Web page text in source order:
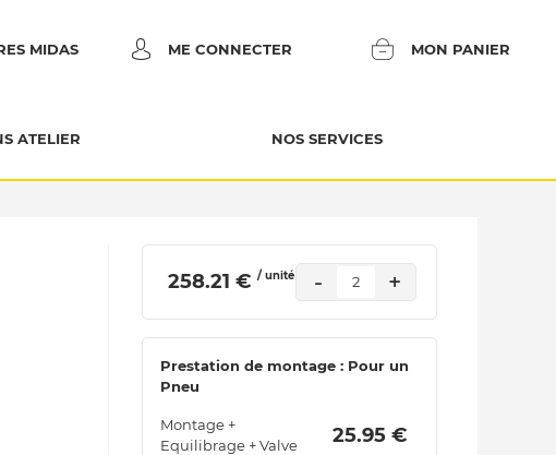
MIDAS ME CONNECTER MON PANIER
ATELIER NOS SERVICES
258.21 € / unité - 2 +
Prestation de montage : Pour un
Pneu
Montage +
Equilibrage + Valve
25.95 €